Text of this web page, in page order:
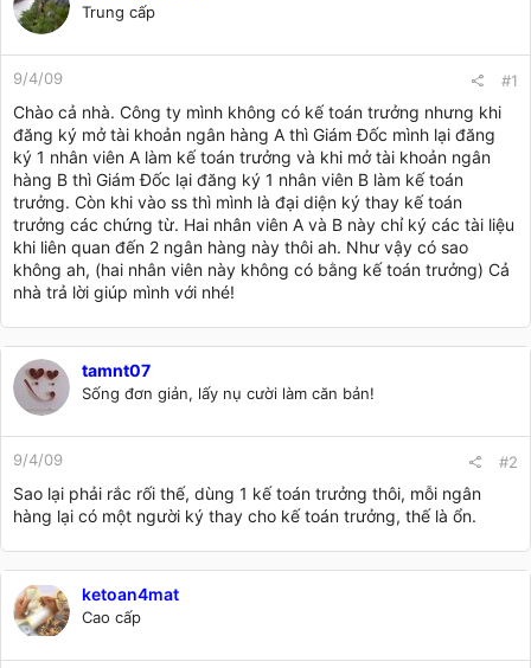
Trung cấp
9/4/09 #1
Chào cả nhà. Công ty mình không có kế toán trưởng nhưng khi
đăng ký mở tài khoản ngân hàng A thì Giám Đốc mình lại đăng
ký 1 nhân viên A làm kế toán trưởng và khi mở tài khoản ngân
hàng B thì Giám Đốc lại đăng ký 1 nhân viên B làm kế toán
trưởng. Còn khi vào ss thì mình là đại diện ký thay kế toán
trưởng các chứng từ. Hai nhân viên A và B này chỉ ký các tài liệu
khi liên quan đến 2 ngân hàng này thôi ah. Như vậy có sao
không ah, (hai nhân viên này không có bằng kế toán trưởng) Cả
nhà trả lời giúp mình với nhé!
tamnt07
Sống đơn giản, lấy nụ cười làm căn bản!
9/4/09 #2
Sao lại phải rắc rối thế, dùng 1 kế toán trưởng thôi, mỗi ngân
hàng lại có một người ký thay cho kế toán trưởng, thế là ổn.
ketoan4mat
Cao cấp